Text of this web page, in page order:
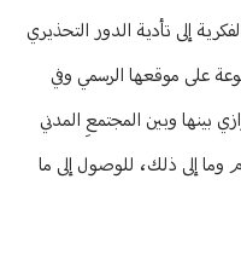
إلى تأدية الدور التحذيري
على موقعها الرسمي وفي
بينها وبين المجتمعِ المدني
وما إلى ذلك، للوصول إلى ما